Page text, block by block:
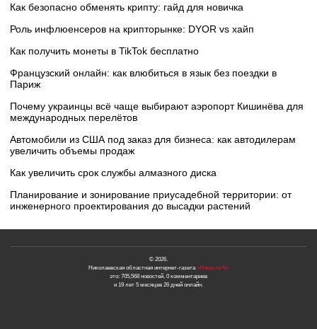
Как безопасно обменять крипту: гайд для новичка
Роль инфлюенсеров на крипторынке: DYOR vs хайп
Как получить монеты в TikTok бесплатно
Французский онлайн: как влюбиться в язык без поездки в
Париж
Почему украинцы всё чаще выбирают аэропорт Кишинёва для
международных перелётов
Автомобили из США под заказ для бизнеса: как автодилерам
увеличить объемы продаж
Как увеличить срок службы алмазного диска
Планирование и зонирование приусадебной территории: от
инженерного проектирования до высадки растений
© 2026.
Николаевская областная интернет-газета«Новости N»
это: 705,568 новостей, 0 комментариев
и 19 лет 5 месяцев 26 дней онлайн.